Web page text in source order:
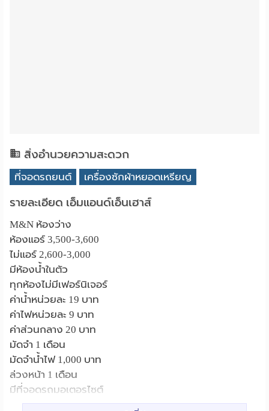
สิ่งอำนวยความสะดวก
ที่จอดรถยนต์ เครื่องซักผ้าหยอดเหรียญ
รายละเอียด เอ็มแอนด์เอ็นเฮาส์
M&N ห้องว่าง
ห้องแอร์ 3,500-3,600
ไม่แอร์ 2,600-3,000
มีห้องน้ำในตัว
ทุกห้องไม่มีเฟอร์นิเจอร์
ค่าน้ำหน่วยละ 19 บาท
ค่าไฟหน่วยละ 9 บาท
ค่าส่วนกลาง 20 บาท
มัดจำ 1 เดือน
มัดจำน้ำไฟ 1,000 บาท
ล่วงหน้า 1 เดือน
มีที่จอดรถมอเตอรไซต์
ไม่มีที่จอดรถยนต์